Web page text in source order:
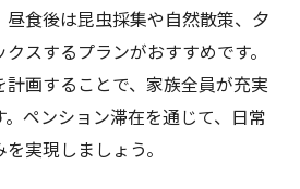
食後は昆虫採集や自然散策、夕
スするプランがおすすめです。
計画することで、家族全員が充実
ペンション滞在を通じて、日常
実現しましょう。